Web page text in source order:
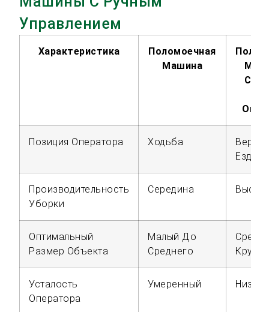
Управлением
Характеристика
Поломоечная
Машина
Позиция Оператора Ходьба
Езда
Производительность
Уборки
Середина
Оптимальный
Размер Объекта
Малый До
Среднего
Усталость
Оператора
Умеренный Низкий